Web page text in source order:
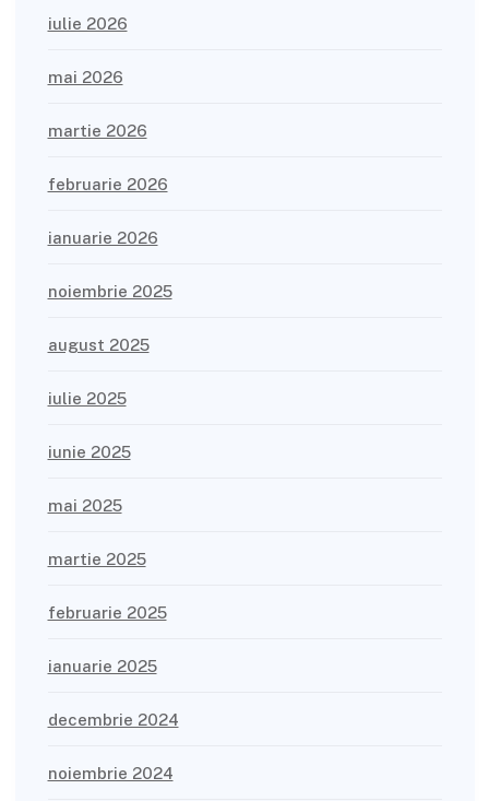
iulie 2026
mai 2026
martie 2026
februarie 2026
ianuarie 2026
noiembrie 2025
august 2025
iulie 2025
iunie 2025
mai 2025
martie 2025
februarie 2025
ianuarie 2025
decembrie 2024
noiembrie 2024